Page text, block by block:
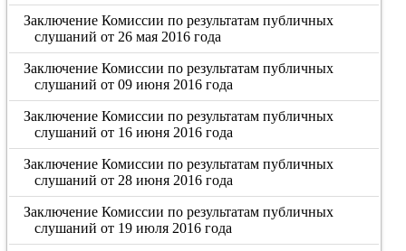
Заключение Комиссии по результатам публичных
слушаний от 26 мая 2016 года
Заключение Комиссии по результатам публичных
слушаний от 09 июня 2016 года
Заключение Комиссии по результатам публичных
слушаний от 16 июня 2016 года
Заключение Комиссии по результатам публичных
слушаний от 28 июня 2016 года
Заключение Комиссии по результатам публичных
слушаний от 19 июля 2016 года